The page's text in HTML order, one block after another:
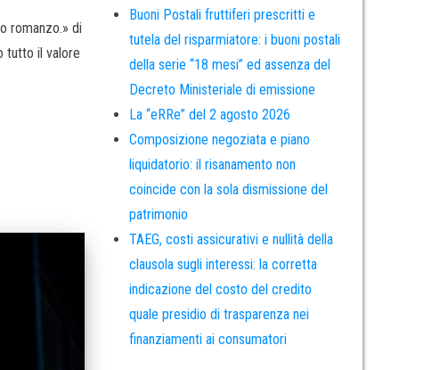
romanzo.» di
tutto il valore
Buoni Postali fruttiferi prescritti e
tutela del risparmiatore: i buoni postali
della serie “18 mesi” ed assenza del
Decreto Ministeriale di emissione
La “eRRe” del 2 agosto 2026
Composizione negoziata e piano
liquidatorio: il risanamento non
coincide con la sola dismissione del
patrimonio
TAEG, costi assicurativi e nullità della
clausola sugli interessi: la corretta
indicazione del costo del credito
quale presidio di trasparenza nei
finanziamenti ai consumatori